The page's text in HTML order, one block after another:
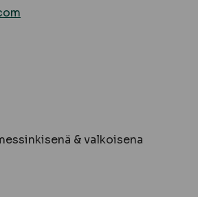
& valkoisena